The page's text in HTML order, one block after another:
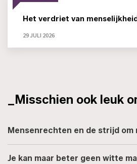
Het verdriet van
29 JULI 2026
_Misschien ook leuk
Mensenrechten en de strijd om
Je kan maar beter geen witte